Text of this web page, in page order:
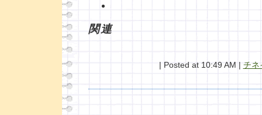
関連
| Posted at 10:49 AM | チネ